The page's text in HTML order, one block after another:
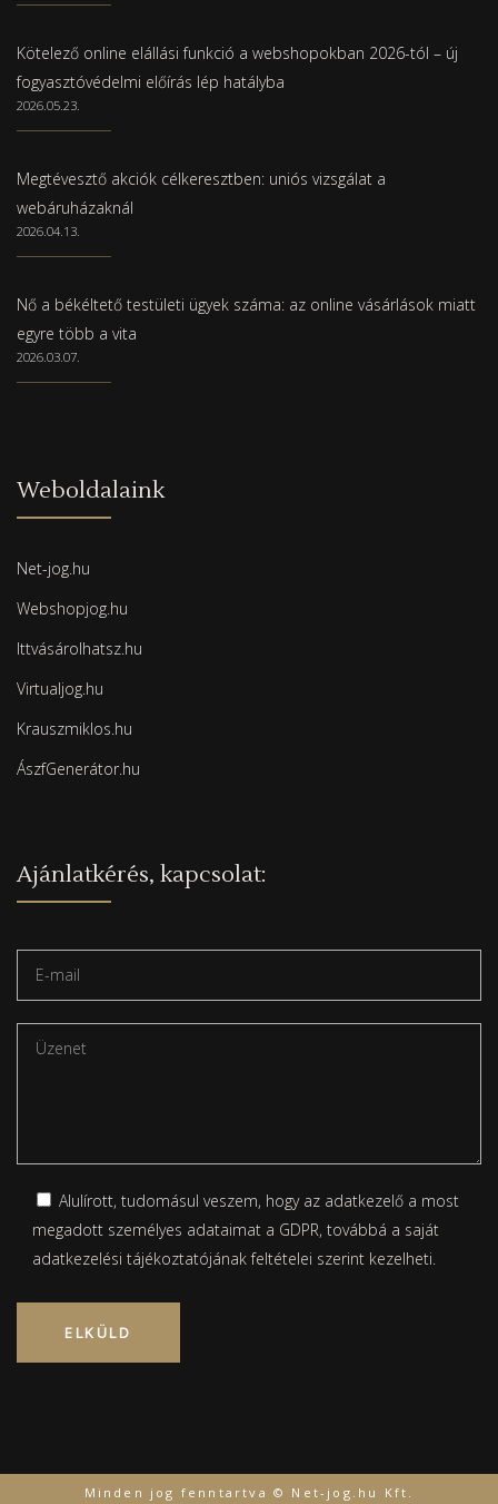
Kötelező online elállási funkció a webshopokban 2026-tól – új
fogyasztóvédelmi előírás lép hatályba
2026.05.23.
Megtévesztő akciók célkeresztben: uniós vizsgálat a
webáruházaknál
2026.04.13.
Nő a békéltető testületi ügyek száma: az online vásárlások miatt
egyre több a vita
2026.03.07.
Weboldalaink
Net-jog.hu
Webshopjog.hu
Ittvásárolhatsz.hu
Virtualjog.hu
Krauszmiklos.hu
ÁszfGenerátor.hu
Ajánlatkérés, kapcsolat:
Alulírott, tudomásul veszem, hogy az adatkezelő a most
megadott személyes adataimat a GDPR, továbbá a saját
adatkezelési tájékoztatójánakfeltételei szerint kezelheti.
Minden jog fenntartva © Net-jog.hu Kft.